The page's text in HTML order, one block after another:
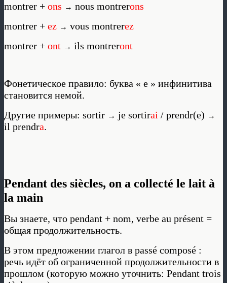
montrer + ons → nous montrerons
montrer + ez → vous montrerez
montrer + ont → ils montreront
Фонетическое правило: буква « e » инфинитива
становится немой.
Другие примеры: sortir → je sortirai / prendr(e) →
il prendra.
Pendant des siècles, on a collecté le lait à
la main
Вы знаете, что pendant + nom, verbe au présent =
общая продолжительность.
В этом предложении глагол в passé composé :
речь идёт об ограниченной продолжительности в
прошлом (которую можно уточнить: Pendant trois